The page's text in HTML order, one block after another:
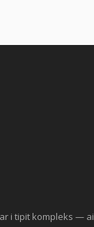
i tipit kompleks — ai